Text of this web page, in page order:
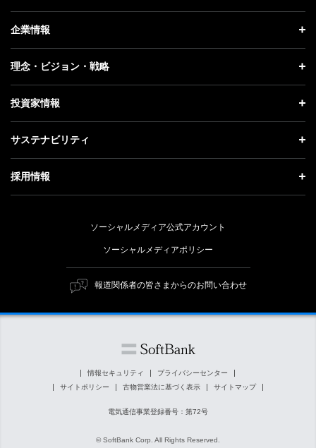
ニュース トップ
プレスリリース
更新情報
記者説明会
企業情報
企業情報 トップ
社長メッセージ
事業紹介
ガバナンス
理念・ビジョン・戦略
理念・ビジョン・戦略 トップ
成長戦略「Activate AI for Society」
人材戦略
投資家情報
投資家情報 トップ
経営方針
個人投資家の皆さまへ
株式と社債について
サステナビリティ
サステナビリティ トップ
トップメッセージ
ESG方針・体制
マテリアリティ（重要課題）
ESGの主な取り組み
外部評価・イニシアチブ
採用情報
障がい者採用
ソーシャルメディア公式アカウント
ソーシャルメディアポリシー
報道関係者の皆さまからのお問い合わせ
情報セキュリティ
プライバシーセンター
サイトポリシー
古物営業法に基づく表示 サイトマップ
電気通信事業登録番号：第72号
© SoftBank Corp. All Rights Reserved.